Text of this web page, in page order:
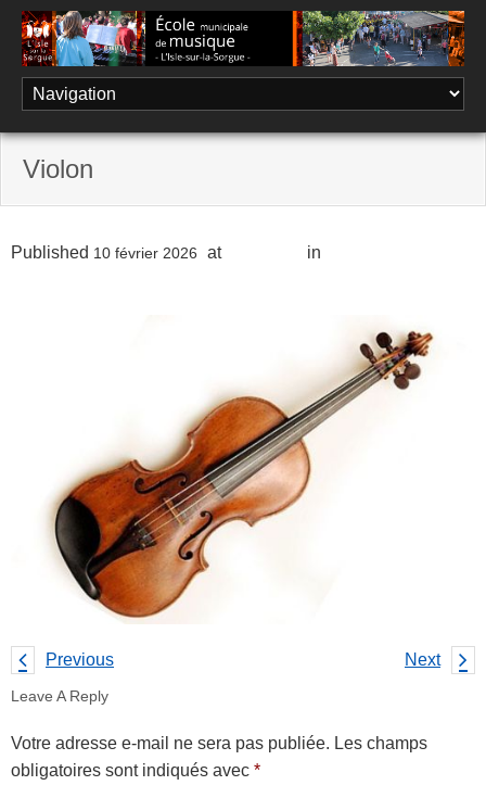
Skip
content
Violon
Published 10 février 2026 at in
Previous Next
Leave A Reply
Votre adresse e-mail ne sera pas publiée. Les champs
obligatoires sont indiqués avec *